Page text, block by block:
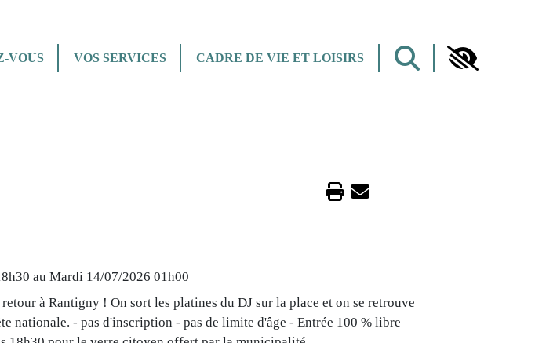
VOUS VOS SERVICES CADRE DE VIE ET LOISIRS
au Mardi 14/07/2026 01h00
à Rantigny ! On sort les platines du DJ sur la place et on se retrouve
nationale. - pas d'inscription - pas de limite d'âge - Entrée 100 % libre